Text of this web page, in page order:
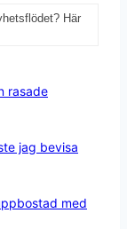
Här
rasade
jag bevisa
med